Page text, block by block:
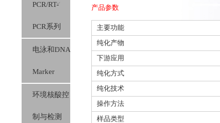
PCR/RT-
PCR系列
电泳和DNA
Marker
环境核酸控
制与检测
产品参数
主要功能
纯化产物
下游应用
纯化方式
纯化技术
操作方法
样品类型